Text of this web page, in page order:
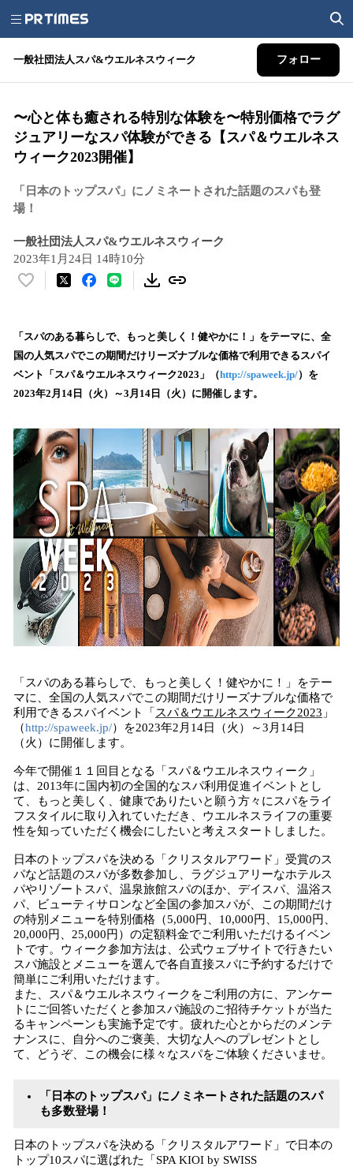
一般社団法人スパ&ウエルネスウィーク フォロー
〜心と体も癒される特別な体験を〜特別価格でラグ
ジュアリーなスパ体験ができる【スパ＆ウエルネス
ウィーク2023開催】
「日本のトップスパ」にノミネートされた話題のスパも登
場！
一般社団法人スパ&ウエルネスウィーク
2023年1月24日 14時10分
い
！
数
を
読
み
中
す
「スパのある暮らしで、もっと美しく！健やかに！」をテーマに、全
国の人気スパでこの期間だけリーズナブルな価格で利用できるスパイ
ベント「スパ＆ウエルネスウィーク2023」（http://spaweek.jp/）を
2023年2月14日（火）～3月14日（火）に開催します。
「スパのある暮らしで、もっと美しく！健やかに！」をテー
マに、全国の人気スパでこの期間だけリーズナブルな価格で
利用できるスパイベント「 スパ＆ウエルネスウィーク2023 」
（http://spaweek.jp/）を2023年2月14日（火）～3月14日
（火）に開催します。
今年で開催１１回目となる「スパ＆ウエルネスウィーク」
は、2013年に国内初の全国的なスパ利用促進イベントとし
て、もっと美しく、健康でありたいと願う方々にスパをライ
フスタイルに取り入れていただき、ウエルネスライフの重要
性を知っていただく機会にしたいと考えスタートしました。
日本のトップスパを決める「クリスタルアワード」受賞のス
パなど話題のスパが多数参加し、ラグジュアリーなホテルス
パやリゾートスパ、温泉旅館スパのほか、デイスパ、温浴ス
パ、ビューティサロンなど全国の参加スパが、この期間だけ
の特別メニューを特別価格（5,000円、10,000円、15,000円、
20,000円、25,000円）の定額料金でご利用いただけるイベン
トです。ウィーク参加方法は、公式ウェブサイトで行きたい
スパ施設とメニューを選んで各自直接スパに予約するだけで
簡単にご利用いただけます。
また、スパ＆ウエルネスウィークをご利用の方に、アンケー
トにご回答いただくと参加スパ施設のご招待チケットが当た
るキャンペーンも実施予定です。疲れた心とからだのメンテ
ナンスに、自分へのご褒美、大切な人へのプレゼントとし
て、どうぞ、この機会に様々なスパをご体験くださいませ。
「日本のトップスパ」にノミネートされた話題のスパ
も多数登場！
日本のトップスパを決める「クリスタルアワード」で日本の
トップ10スパに選ばれた「SPA KIOI by SWISS